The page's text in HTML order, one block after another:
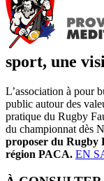
sport, une
L’association à pour
public autour des
pratique du Rugby
du championnat dès
proposer du Rugby
région PACA. EN